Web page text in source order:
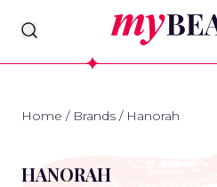
myBeauty
Home / Brands / Hanorah
HANORAH